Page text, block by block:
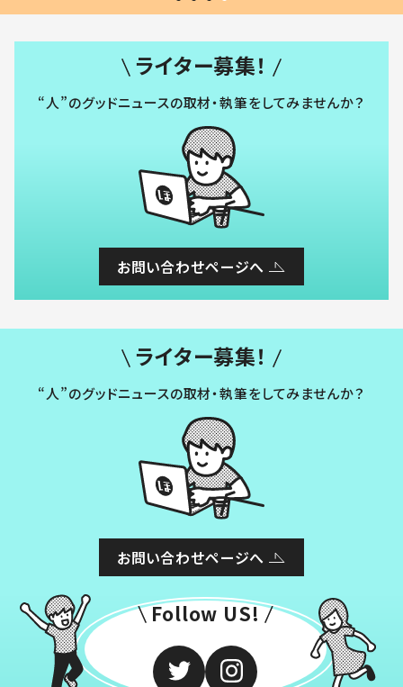
ライター募集！
“人”のグッドニュースの取材・執筆をしてみませんか？
お問い合わせページへ
ライター募集！
“人”のグッドニュースの取材・執筆をしてみませんか？
お問い合わせページへ
Follow US!